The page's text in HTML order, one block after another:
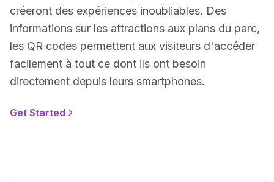
créeront des expériences inoubliables. Des
informations sur les attractions aux plans du parc,
les QR codes permettent aux visiteurs d'accéder
facilement à tout ce dont ils ont besoin
directement depuis leurs smartphones.
Get Started